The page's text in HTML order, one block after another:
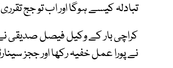
تبادلہ کیسے ہوگا اور اب تو جج
کراچی بار کے وکیل فیصل صدیقی نے
نے پورا عمل خفیہ رکھا اور ججز